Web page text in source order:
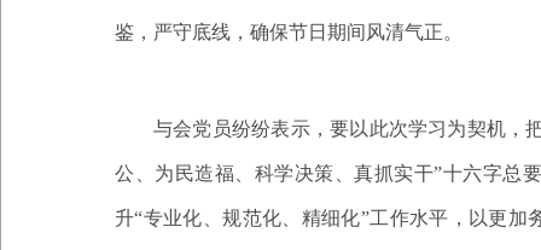
鉴，严守底线，确保节日期间风清气正。
与会党员纷纷表示，要以此次学习为契机，
公、为民造福、科学决策、真抓实干”十六字总
升“专业化、规范化、精细化”工作水平 ， 以更加